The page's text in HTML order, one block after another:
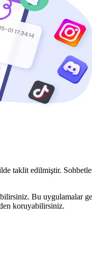
edilmiştir.
Bu uygulamalar
koruyabilirsiniz.